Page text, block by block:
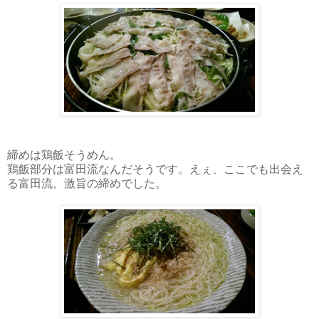
締めは鶏飯そうめん。
鶏飯部分は富田流なんだそうです。えぇ、ここでも出会え
る富田流。激旨の締めでした。